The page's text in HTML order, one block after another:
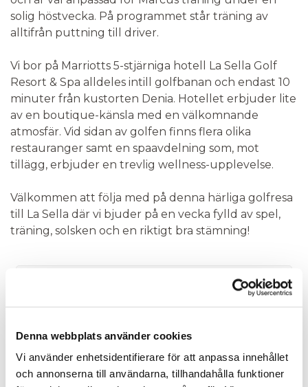
Denna webbplats använder cookies
Vi använder enhetsidentifierare för att anpassa innehållet
och annonserna till användarna, tillhandahålla funktioner
solig höstvecka. På programmet står träning av
alltifrån puttning till driver.
Vi bor på Marriotts 5-stjärniga hotell La Sella Golf
Resort & Spa alldeles intill golfbanan och endast 10
minuter från kustorten Denia. Hotellet erbjuder lite
av en boutique-känsla med en välkomnande
atmosfär. Vid sidan av golfen finns flera olika
restauranger samt en spaavdelning som, mot
tillägg, erbjuder en trevlig wellness-upplevelse.
Välkommen att följa med på denna härliga golfresa
till La Sella där vi bjuder på en vecka fylld av spel,
träning, solsken och en riktigt bra stämning!
Fullt
Kontakta oss